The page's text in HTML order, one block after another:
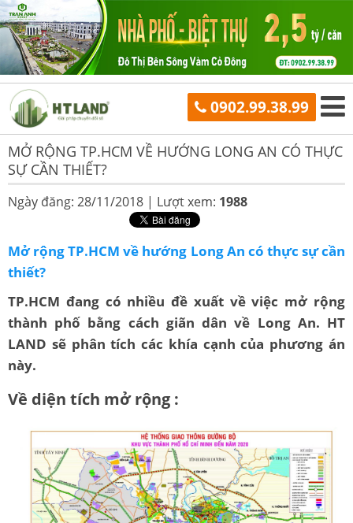
0902.99.38.99
MỞ RỘNG TP.HCM VỀ HƯỚNG LONG AN CÓ THỰC
SỰ CẦN THIẾT?
Ngày đăng: 28/11/2018 | Lượt xem: 1988
Mở rộng TP.HCM về hướng Long An có thực sự cần
thiết?
TP.HCM đang có nhiều đề xuất về việc mở rộng
thành phố bằng cách giãn dân về Long An. HT
LAND sẽ phân tích các khía cạnh của phương án
này.
Về diện tích mở rộng :